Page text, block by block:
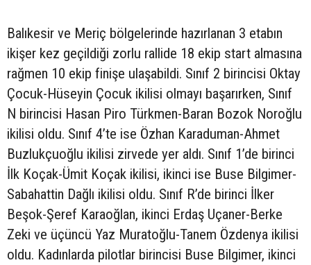
Balıkesir ve Meriç bölgelerinde hazırlanan 3 etabın
ikişer kez geçildiği zorlu rallide 18 ekip start almasına
rağmen 10 ekip finişe ulaşabildi. Sınıf 2 birincisi Oktay
Çocuk-Hüseyin Çocuk ikilisi olmayı başarırken, Sınıf
N birincisi Hasan Piro Türkmen-Baran Bozok Noroğlu
ikilisi oldu. Sınıf 4’te ise Özhan Karaduman-Ahmet
Buzlukçuoğlu ikilisi zirvede yer aldı. Sınıf 1’de birinci
İlk Koçak-Ümit Koçak ikilisi, ikinci ise Buse Bilgimer-
Sabahattin Dağlı ikilisi oldu. Sınıf R’de birinci İlker
Beşok-Şeref Karaoğlan, ikinci Erdaş Uçaner-Berke
Zeki ve üçüncü Yaz Muratoğlu-Tanem Özdenya ikilisi
oldu. Kadınlarda pilotlar birincisi Buse Bilgimer, ikinci